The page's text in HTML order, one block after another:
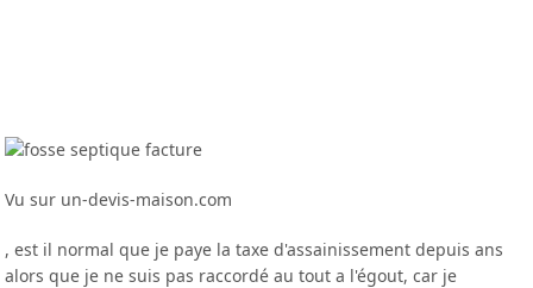
Vu sur un-devis-maison.com
, est il normal que je paye la taxe d'assainissement depuis ans
alors que je ne suis pas raccordé au tout a l'égout, car je